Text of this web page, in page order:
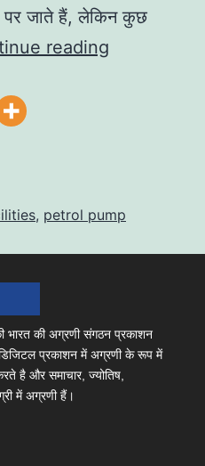
पर जाते हैं, लेकिन कुछ
reading
, petrol pump
भारत की अग्रणी संगठन प्रकाशन
प्रकाशन में अग्रणी के रूप में
है और समाचार, ज्योतिष,
में अग्रणी हैं।